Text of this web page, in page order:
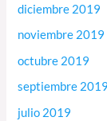
diciembre 2019
noviembre 2019
octubre 2019
septiembre 2019
julio 2019